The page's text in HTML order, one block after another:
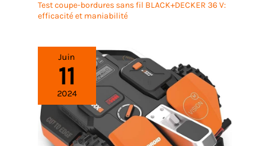
Test coupe-bordures sans fil BLACK+DECKER 36 V:
efficacité et maniabilité
Juin
11
2024